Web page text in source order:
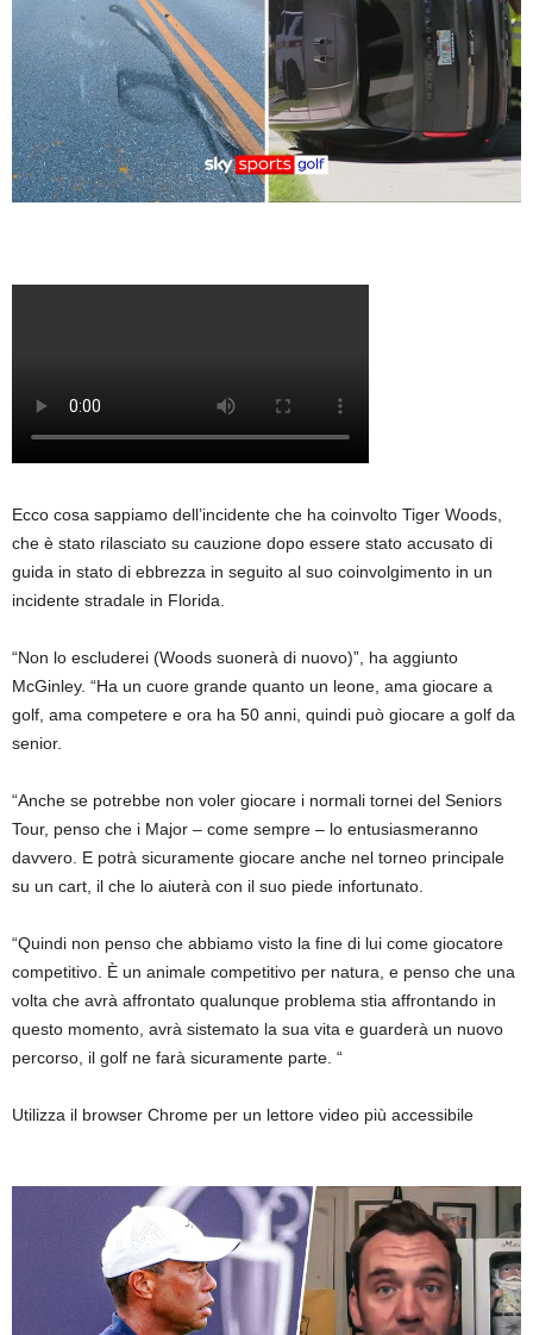
Ecco cosa sappiamo dell’incidente che ha coinvolto Tiger Woods,
che è stato rilasciato su cauzione dopo essere stato accusato di
guida in stato di ebbrezza in seguito al suo coinvolgimento in un
incidente stradale in Florida.
“Non lo escluderei (Woods suonerà di nuovo)”, ha aggiunto
McGinley. “Ha un cuore grande quanto un leone, ama giocare a
golf, ama competere e ora ha 50 anni, quindi può giocare a golf da
senior.
“Anche se potrebbe non voler giocare i normali tornei del Seniors
Tour, penso che i Major – come sempre – lo entusiasmeranno
davvero. E potrà sicuramente giocare anche nel torneo principale
su un cart, il che lo aiuterà con il suo piede infortunato.
“Quindi non penso che abbiamo visto la fine di lui come giocatore
competitivo. È un animale competitivo per natura, e penso che una
volta che avrà affrontato qualunque problema stia affrontando in
questo momento, avrà sistemato la sua vita e guarderà un nuovo
percorso, il golf ne farà sicuramente parte. “
Utilizza il browser Chrome per un lettore video più accessibile